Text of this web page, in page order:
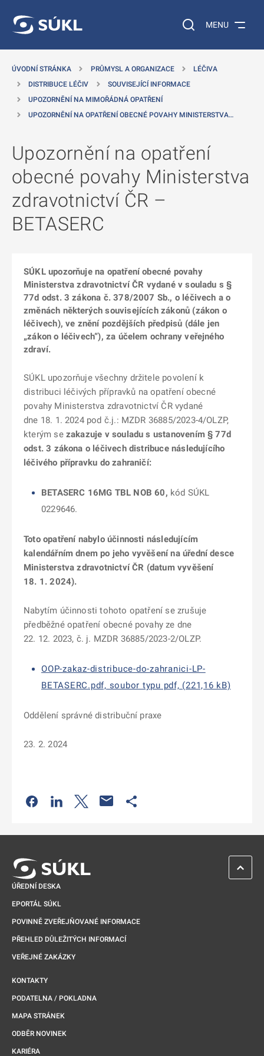
Vyhledávání na
MENU
ÚVODNÍ STRÁNKA PRŮMYSL A ORGANIZACE
LÉČIVA
DISTRIBUCE LÉČIV
SOUVISEJÍCÍ INFORMACE
UPOZORNĚNÍ NA MIMOŘÁDNÁ OPATŘENÍ
UPOZORNĚNÍ NA OPATŘENÍ OBECNÉ POVAHY MINISTERSTVA…
Upozornění na opatření
obecné povahy Ministerstva
zdravotnictví ČR –
BETASERC
SÚKL upozorňuje na opatření obecné povahy
Ministerstva zdravotnictví ČR vydané v souladu s §
77d odst. 3 zákona č. 378/2007 Sb., o léčivech a o
změnách některých souvisejících zákonů (zákon o
léčivech), ve znění pozdějších předpisů (dále jen
„zákon o léčivech“), za účelem ochrany veřejného
zdraví.
SÚKL upozorňuje všechny držitele povolení k
distribuci léčivých přípravků na opatření obecné
povahy Ministerstva zdravotnictví ČR vydané
dne 18. 1. 2024 pod č.j.: MZDR 36885/2023-4/OLZP,
kterým se zakazuje v souladu s ustanovením § 77d
odst. 3 zákona o léčivech distribuce následujícího
léčivého přípravku do zahraničí:
BETASERC 16MG TBL NOB 60, kód SÚKL
0229646.
Toto opatření nabylo účinnosti následujícím
kalendářním dnem po jeho vyvěšení na úřední desce
Ministerstva zdravotnictví ČR (datum vyvěšení
18. 1. 2024).
Nabytím účinnosti tohoto opatření se zrušuje
předběžné opatření obecné povahy ze dne
22. 12. 2023, č. j. MZDR 36885/2023-2/OLZP.
OOP-zakaz-distribuce-do-zahranici-LP-
BETASERC.pdf, soubor typu pdf, (221,16 kB)
Oddělení správné distribuční praxe
23. 2. 2024
Odkaz se otevře na nové kartě
Odkaz se otevře na nové kartě
Odkaz se otevře na nové kartě
ÚŘEDNÍ DESKA
EPORTÁL SÚKL
POVINNĚ ZVEŘEJŇOVANÉ INFORMACE
PŘEHLED DŮLEŽITÝCH INFORMACÍ
VEŘEJNÉ ZAKÁZKY
KONTAKTY
PODATELNA / POKLADNA
MAPA STRÁNEK
ODBĚR NOVINEK
KARIÉRA
ZPĚT